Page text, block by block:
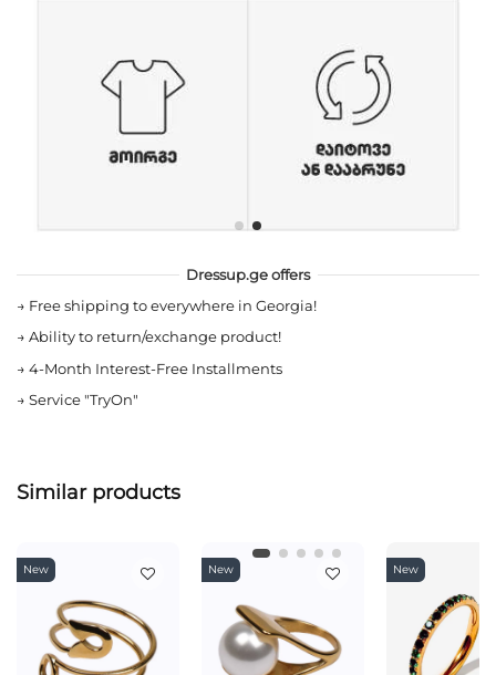
Dressup.ge offers
→ Free shipping to everywhere in Georgia!
→ Ability to return/exchange product!
→ 4-Month Interest-Free Installments
→ Service "TryOn"
Similar products
New New New